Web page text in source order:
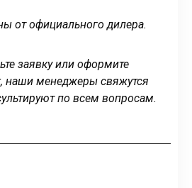
от официального дилера.
заявку или оформите
наши менеджеры свяжутся
по всем вопросам.